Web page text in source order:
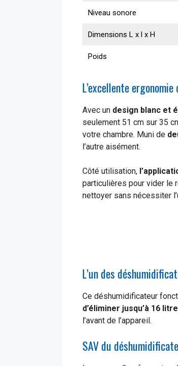
Niveau sonore
Dimensions L x l x H
Poids
L’excellente
Avec un design blanc et
seulement 51 cm sur 35
votre chambre. Muni de
l’autre aisément.
Côté utilisation,
particulières pour vider le
nettoyer sans nécessiter
L’un des
Ce déshumidificateur
d’éliminer jusqu’à 16
l’avant de l’appareil.
SAV du